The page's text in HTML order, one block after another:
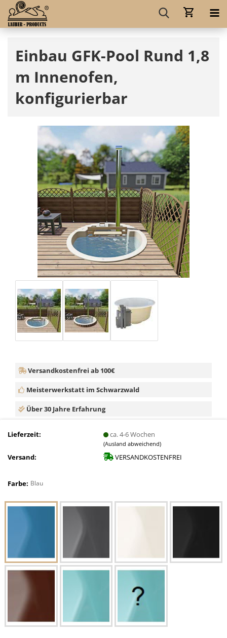
Einbau GFK-Pool Rund 1,8
m Innenofen,
konfigurierbar
Versandkostenfrei ab 100€
Meisterwerkstatt im Schwarzwald
Über 30 Jahre Erfahrung
Lieferzeit: ca. 4-6 Wochen
(Ausland abweichend)
Versand: VERSANDKOSTENFREI
Farbe: Blau